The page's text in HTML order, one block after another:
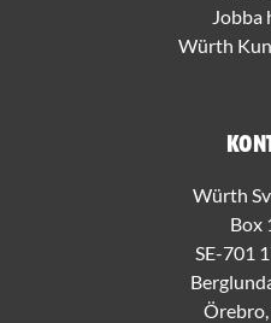
Jobba
Würth
Würth
Box
SE-701
Örebro,